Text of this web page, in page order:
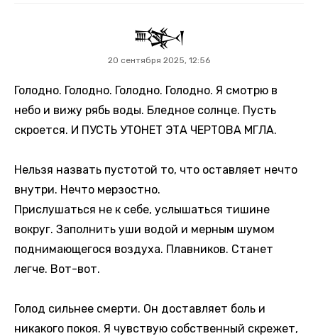
𒅌
20 сентября 2025, 12:56
Голодно. Голодно. Голодно. Голодно. Я смотрю в
небо и вижу рябь воды. Бледное солнце. Пусть
скроется. И ПУСТЬ УТОНЕТ ЭТА ЧЕРТОВА МГЛА.
Нельзя назвать пустотой то, что оставляет нечто
внутри. Нечто мерзостно.
Прислушаться не к себе, услышаться тишине
вокруг. Заполнить уши водой и мерным шумом
поднимающегося воздуха. Плавников. Станет
легче. Вот-вот.
Голод сильнее смерти. Он доставляет боль и
никакого покоя. Я чувствую собственный скрежет,